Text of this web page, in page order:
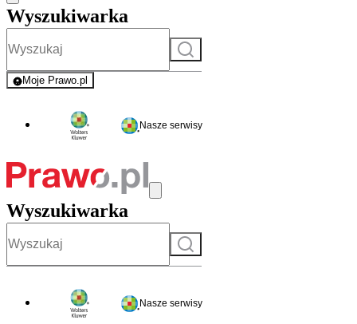
Wyszukiwarka
Szukaj
Moje Prawo.pl
- rejestracja i logowanie do serwisu
Nasze serwisy
Wyszukiwarka
Szukaj
Nasze serwisy